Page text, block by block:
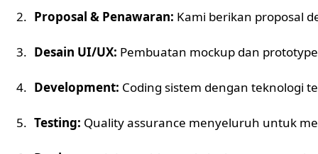
Proposal & Penawaran: Kami berikan proposal
Desain UI/UX: Pembuatan mockup dan
Development: Coding sistem dengan teknologi
Testing: Quality assurance menyeluruh untuk